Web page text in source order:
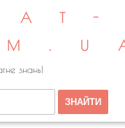
знань!